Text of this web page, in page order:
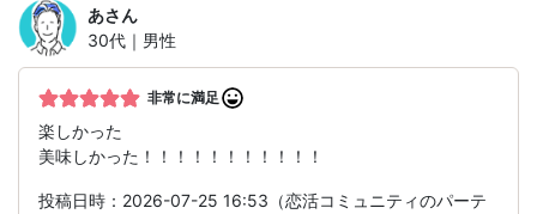
あさん
30代｜男性
非常に満足
楽しかった
美味しかった！！！！！！！！！！！
投稿日時：2026-07-25 16:53（恋活コミュニティのパーテ